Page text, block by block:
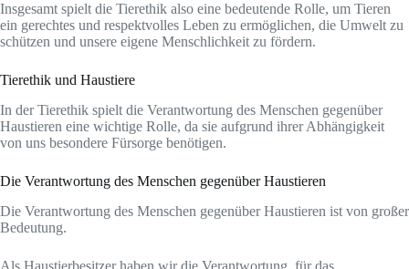
Insgesamt spielt die Tierethik also eine bedeutende Rolle, um Tieren
ein gerechtes und respektvolles Leben zu ermöglichen, die Umwelt zu
schützen und unsere eigene Menschlichkeit zu fördern.
Tierethik und Haustiere
In der Tierethik spielt die Verantwortung des Menschen gegenüber
Haustieren eine wichtige Rolle, da sie aufgrund ihrer Abhängigkeit
von uns besondere Fürsorge benötigen.
Die Verantwortung des Menschen gegenüber Haustieren
Die Verantwortung des Menschen gegenüber Haustieren ist von großer
Bedeutung.
Als Haustierbesitzer haben wir die Verantwortung, für das